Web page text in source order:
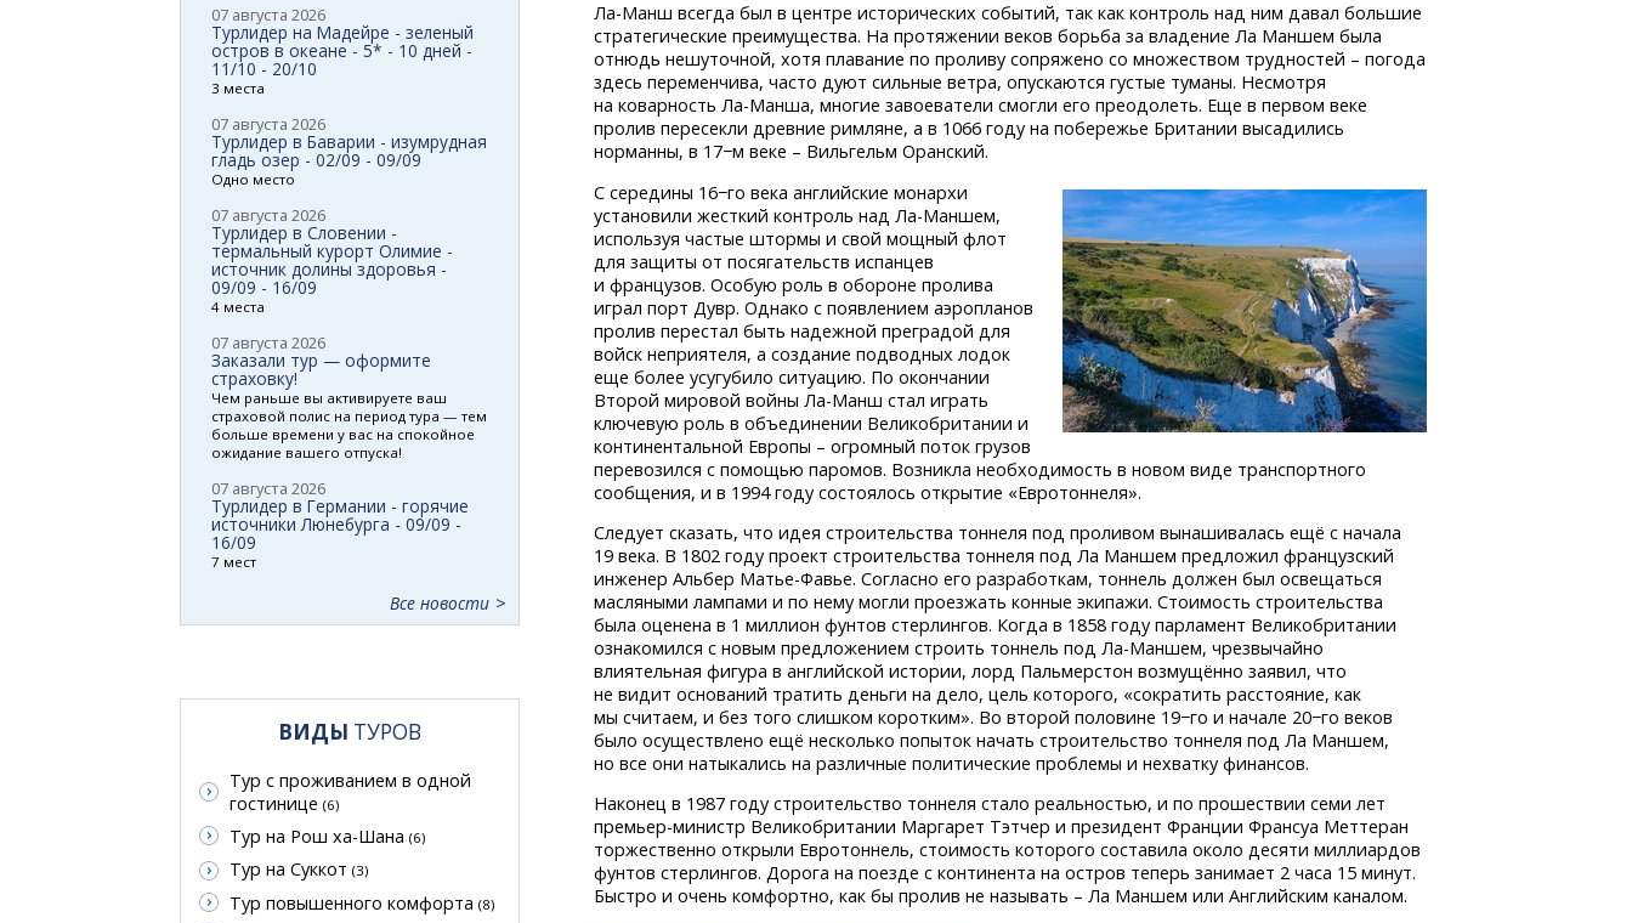
Ла-Манш всегда был в центре исторических событий, так как контроль над ним давал большие
стратегические преимущества. На протяжении веков борьба за владение Ла Маншем была
отнюдь нешуточной, хотя плавание по проливу сопряжено со множеством трудностей – погода
здесь переменчива, часто дуют сильные ветра, опускаются густые туманы. Несмотря
на коварностьЛа-Манша, многие завоеватели смогли его преодолеть. Еще в первом веке
пролив пересекли древние римляне, а в 1066 году на побережье Британии высадились
норманны, в 17−м веке – Вильгельм Оранский.
С середины 16−го века английские монархи
установили жесткий контроль над Ла-Маншем,
используя частые штормы и свой мощный флот
для защиты от посягательств испанцев
и французов. Особую роль в обороне пролива
играл порт Дувр. Однако с появлением аэропланов
пролив перестал быть надежной преградой для
войск неприятеля, а создание подводных лодок
еще более усугубило ситуацию. По окончании
Второй мировой войны Ла-Манш стал играть
ключевую роль в объединении Великобритании и
континентальной Европы – огромный поток грузов
перевозился с помощью паромов. Возникла необходимость в новом виде транспортного
сообщения, и в 1994 году состоялось открытие «Евротоннеля».
Следует сказать, что идея строительства тоннеля под проливом вынашивалась ещё с начала
19 века. В 1802 году проект строительства тоннеля под Ла Маншем предложил французский
инженер Альбер Матье-Фавье. Согласно его разработкам, тоннель должен был освещаться
масляными лампами и по нему могли проезжать конные экипажи. Стоимость строительства
была оценена в 1 миллион фунтов стерлингов. Когда в 1858 году парламент Великобритании
ознакомился с новым предложением строить тоннель подЛа-Маншем, чрезвычайно
влиятельная фигура в английской истории, лорд Пальмерстон возмущённо заявил, что
не видит оснований тратить деньги на дело, цель которого, «сократить расстояние, как
мы считаем, и без того слишком коротким». Во второй половине 19−го и начале 20−го веков
было осуществлено ещё несколько попыток начать строительство тоннеля под Ла Маншем,
но все они натыкались на различные политические проблемы и нехватку финансов.
Наконец в 1987 году строительство тоннеля стало реальностью, и по прошествии семи лет
премьер-министр Великобритании Маргарет Тэтчер и президент Франции Франсуа Меттеран
торжественно открыли Евротоннель, стоимость которого составила около десяти миллиардов
фунтов стерлингов. Дорога на поезде с континента на остров теперь занимает 2 часа 15 минут.
Быстро и очень комфортно, как бы пролив не называть – Ла Маншем или Английским каналом.
07 августа 2026
Турлидер на Мадейре - зеленый
остров в океане - 5* - 10 дней -
11/10 - 20/10
3 места
07 августа 2026
Турлидер в Баварии - изумрудная
гладь озер - 02/09 - 09/09
Одно место
07 августа 2026
Турлидер в Словении -
термальный курорт Олимие -
источник долины здоровья -
09/09 - 16/09
4 места
07 августа 2026
Заказали тур — оформите
страховку!
Чем раньше вы активируете ваш
страховой полис на период тура — тем
больше времени у вас на спокойное
ожидание вашего отпуска!
07 августа 2026
Турлидер в Германии - горячие
источники Люнебурга - 09/09 -
16/09
7 мест
Все новости
ВИДЫ ТУРОВ
Тур с проживанием в одной
гостинице (6)
Тур на Рош ха-Шана (6)
Тур на Суккот (3)
Тур повышенного комфорта (8)